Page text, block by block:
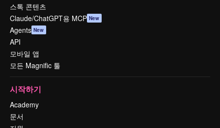
스톡 콘텐츠
Claude/ChatGPT용 MCP New
Agents New
API
모바일 앱
모든 Magnific 툴
시작하기
Academy
문서